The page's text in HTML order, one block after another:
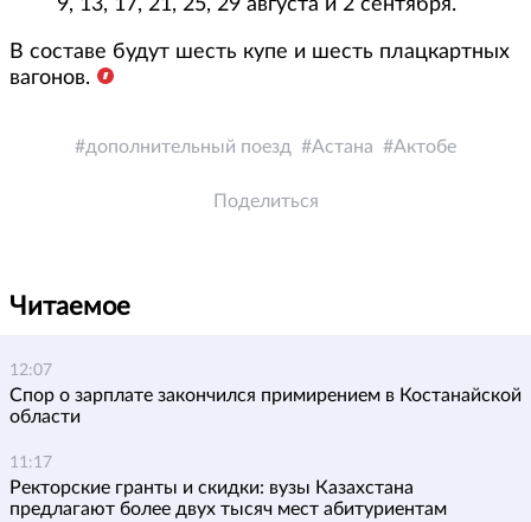
9, 13, 17, 21, 25, 29 августа и 2 сентября.
В составе будут шесть купе и шесть плацкартных
вагонов.
дополнительный поезд Астана Актобе
Поделиться
Читаемое
12:07
Спор о зарплате закончился примирением в Костанайской
области
11:17
Ректорские гранты и скидки: вузы Казахстана
предлагают более двух тысяч мест абитуриентам